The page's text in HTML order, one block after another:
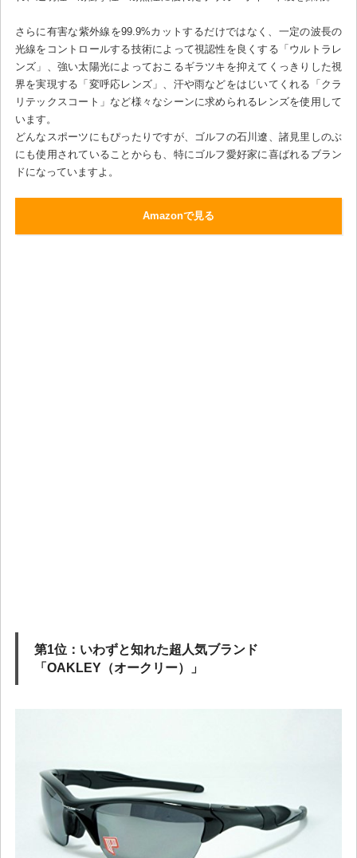
さらに有害な紫外線を99.9%カットするだけではなく、一定の波長の
光線をコントロールする技術によって視認性を良くする「ウルトラレ
ンズ」、強い太陽光によっておこるギラツキを抑えてくっきりした視
界を実現する「変呼応レンズ」、汗や雨などをはじいてくれる「クラ
リテックスコート」など様々なシーンに求められるレンズを使用して
います。
どんなスポーツにもぴったりですが、ゴルフの石川遼、諸見里しのぶ
にも使用されていることからも、特にゴルフ愛好家に喜ばれるブラン
ドになっていますよ。
Amazonで見る
第1位：いわずと知れた超人気ブランド
「OAKLEY（オークリー）」